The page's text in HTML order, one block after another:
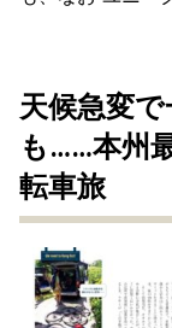
天候急変
も……本州
転車旅